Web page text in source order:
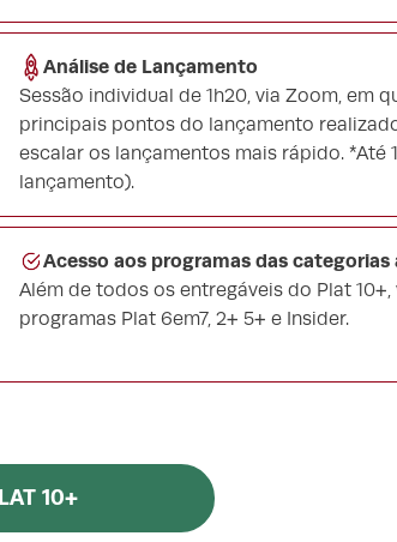
Análise de Lançamento
Sessão individual de 1h20, via Zoom, em
principais pontos do lançamento
escalar os lançamentos mais rápido. *Até
lançamento).
Acesso aos programas das
Além de todos os entregáveis do Plat
programas Plat 6em7, 2+ 5+ e Insider.
10+